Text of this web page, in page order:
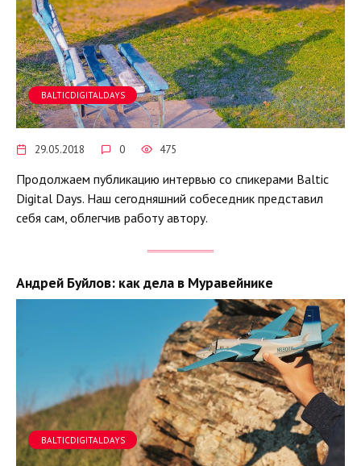
BALTICDIGITALDAYS
29.05.2018 0 475
Продолжаем публикацию интервью со спикерами Baltic
Digital Days. Наш сегодняшний собеседник представил
себя сам, облегчив работу автору.
Андрей Буйлов: как дела в Муравейнике
BALTICDIGITALDAYS